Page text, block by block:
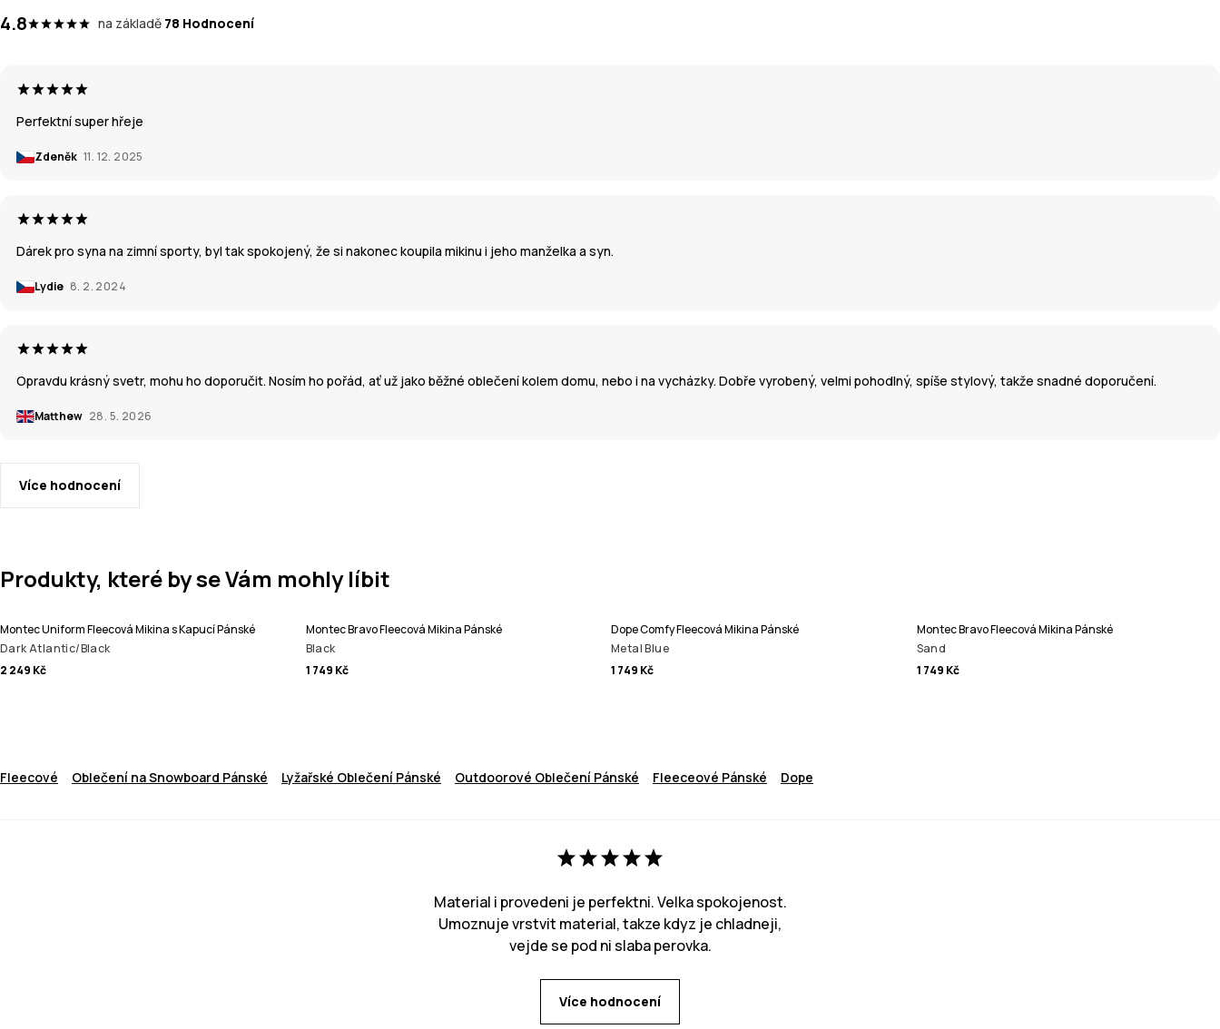
4.8 na základě 78 Hodnocení
Perfektní super hřeje
Zdeněk 11. 12. 2025
Dárek pro syna na zimní sporty, byl tak spokojený, že si nakonec koupila mikinu i jeho manželka a syn.
Lydie 8. 2. 2024
Opravdu krásný svetr, mohu ho doporučit. Nosím ho pořád, ať už jako běžné oblečení kolem domu, nebo i na vycházky. Dobře vyrobený, velmi pohodlný, spíše stylový, takže snadné doporučení.
Matthew 28. 5. 2026
Více hodnocení
Produkty, které by se Vám mohly líbit
Montec Uniform Fleecová Mikina s Kapucí Pánské
Dark Atlantic/Black
2 249 Kč
Montec Bravo Fleecová Mikina Pánské
Black
1 749 Kč
Dope Comfy Fleecová Mikina Pánské
Metal Blue
1 749 Kč
Montec Bravo Fleecová Mikina Pánské
Sand
1 749 Kč
Fleecové Oblečení na Snowboard Pánské Lyžařské Oblečení Pánské Outdoorové Oblečení Pánské Fleeceové Pánské Dope
Material i provedeni je perfektni. Velka spokojenost.
Umoznuje vrstvit material, takze kdyz je chladneji,
vejde se pod ni slaba perovka.
Více hodnocení